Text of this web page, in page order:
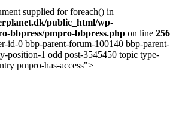
supplied for foreach() in
public_html/wp-
bbpress/pmpro-bbpress.php on line 256
id-0 bbp-parent-forum-100140 bbp-parent-
position-1 odd post-3545450 topic type-
pmpro-has-access">